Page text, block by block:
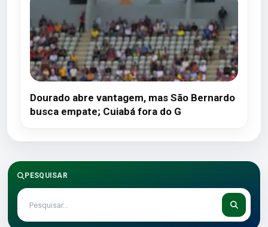
Dourado abre vantagem, mas São Bernardo
busca empate; Cuiabá fora do G
PESQUISAR